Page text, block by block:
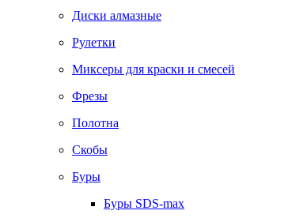
Диски алмазные
Рулетки
Миксеры для краски и смесей
Фрезы
Полотна
Скобы
Буры
Буры SDS-max